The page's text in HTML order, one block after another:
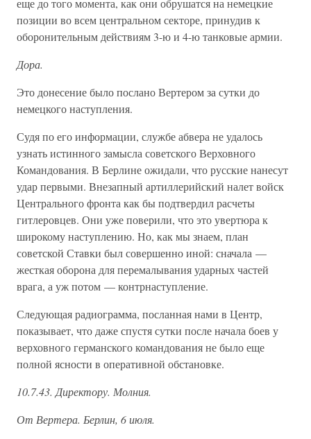
еще до того момента, как они обрушатся на немецкие
позиции во всем центральном секторе, принудив к
оборонительным действиям 3-ю и 4-ю танковые армии.
Дора.
Это донесение было послано Вертером за сутки до
немецкого наступления.
Судя по его информации, службе абвера не удалось
узнать истинного замысла советского Верховного
Командования. В Берлине ожидали, что русские нанесут
удар первыми. Внезапный артиллерийский налет войск
Центрального фронта как бы подтвердил расчеты
гитлеровцев. Они уже поверили, что это увертюра к
широкому наступлению. Но, как мы знаем, план
советской Ставки был совершенно иной: сначала —
жесткая оборона для перемалывания ударных частей
врага, а уж потом — контрнаступление.
Следующая радиограмма, посланная нами в Центр,
показывает, что даже спустя сутки после начала боев у
верховного германского командования не было еще
полной ясности в оперативной обстановке.
10.7.43. Директору. Молния.
От Вертера. Берлин, 6 июля.